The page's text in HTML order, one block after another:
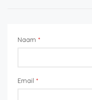
Naam *
Email *